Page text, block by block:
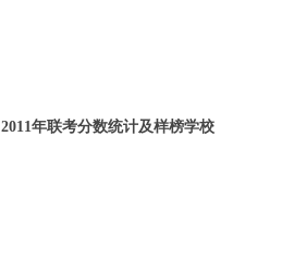
2011年联考分数统计及样榜学校